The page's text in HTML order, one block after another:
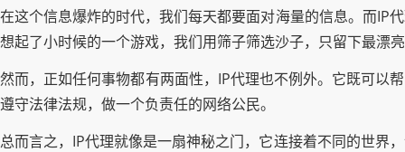
在这个信息爆炸的时代，我们每天都要面对海量的信息。而IP
想起了小时候的一个游戏，我们用筛子筛选沙子，只留下最漂
然而，正如任何事物都有两面性，IP代理也不例外。它既可以
遵守法律法规，做一个负责任的网络公民。
总而言之，IP代理就像是一扇神秘之门，它连接着不同的世界